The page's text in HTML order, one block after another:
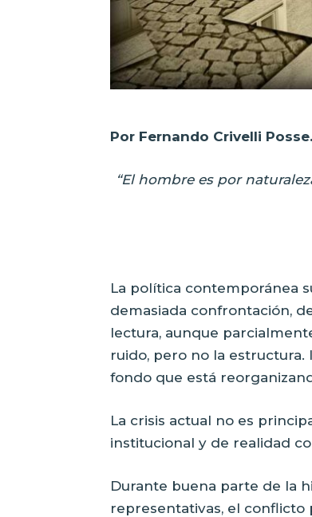
Por Fernando Crivelli Posse.
“El hombre es por
La política contemporánea
demasiada confrontación,
lectura, aunque
ruido, pero no la
fondo que está
La crisis actual no es
institucional y de realidad
Durante buena parte de la
representativas, el